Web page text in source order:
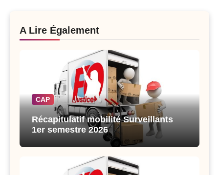
A Lire Également
CAP
Récapitulatif mobilité Surveillants
1er semestre 2026